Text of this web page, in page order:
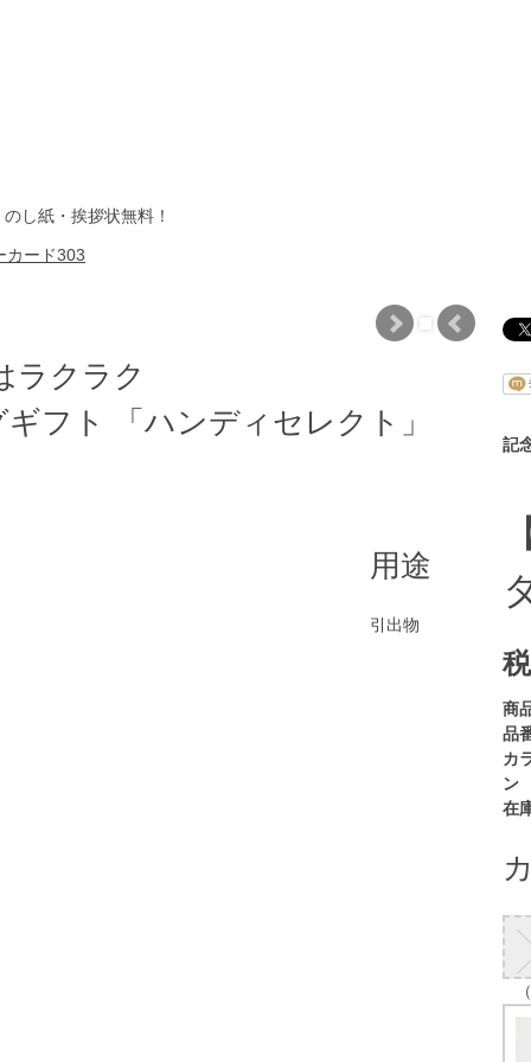
し紙・挨拶状無料！
カード303
ラクラク
フト 「ハンディセレクト」
用途
引出物
記
商
品
カ
ン
在